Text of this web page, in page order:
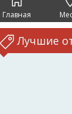
Главная
Лучшие